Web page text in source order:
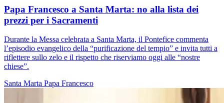
Papa Francesco a Santa Marta: no alla lista dei
prezzi per i Sacramenti
Durante la Messa celebrata a Santa Marta, il Pontefice commenta
l’episodio evangelico della “purificazione del tempio” e invita tutti a
riflettere sullo zelo e il rispetto che riserviamo oggi alle “nostre
chiese”.
Santa Marta Papa Francesco